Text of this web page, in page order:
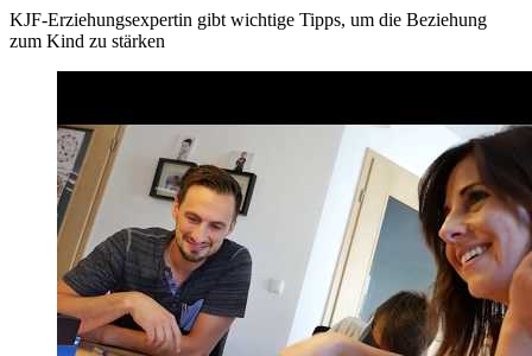
KJF-Erziehungsexpertin gibt wichtige Tipps, um die Beziehung
zum Kind zu stärken